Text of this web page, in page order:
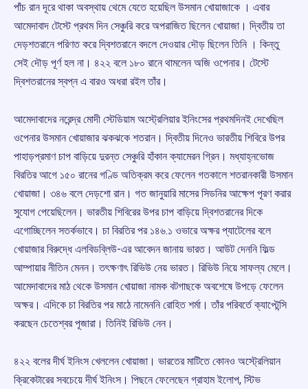
পাঁচ রান দূরে থাকা অবস্থায় থেমে যেতে হয়েছিল উসমান খোয়াজাকে । এবার
আমেদাবাদ টেস্টে প্রথম দিন সেঞ্চুরি করে অপরাজিত ছিলেন খোয়াজা। দ্বিতীয় তা
দেড়শতরানে পরিণত করে দ্বিশতরানে বদলে দেওয়ার দৌড় ছিলেন তিনি । কিন্তু
সেই দৌড় পূর্ণ হল না। ৪২২ বলে ১৮০ রানে থামলেন অজি ওপেনার। টেস্টে
দ্বিশতরানের স্বপ্ন এ বারও অধরা রইল তাঁর।
আমেদাবাদের নরেন্দ্র মোদী স্টেডিয়াম অস্ট্রেলিয়ার ইনিংসের প্রথমদিনই দেখেছিল
ওপেনার উসমান খোয়াজার ঝকঝকে শতরান। দ্বিতীয় দিনেও ভারতীয় শিবিরে উপর
পাহাড়প্রমাণ চাপ বাড়িয়ে দুরন্ত সেঞ্চুরি হাঁকান ক্যামেরন গ্রিন। মধ্যাহ্নভোজ
বিরতির আগে ১৫০ রানের গণ্ডি অতিক্রম করে ফেলেন গতকালে শতরানকারী উসমান
খোয়াজা। ৩৪৬ বলে দেড়শো রান। গত জানুয়ারি মাসের সিডনির আক্ষেপ পূরণ করার
সুযোগ পেয়েছিলেন। ভারতীয় শিবিরের উপর চাপ বাড়িয়ে দ্বিশতরানের দিকে
এগোচ্ছিলেন সতর্কভাবে। চা বিরতির পর ১৪৬.১ ওভারে অক্ষর প্যাটেলের বলে
খোয়াজার বিরুদ্ধে এলবিডব্লিউ-এর আবেদন জানায় ভারত। আউট দেননি ফিল্ড
আম্পায়ার নীতিন মেনন। তৎক্ষণাৎ রিভিউ নেয় ভারত। রিভিউ নিয়ে সাফল্য মেলে।
আমেদাবাদের মাঠ থেকে উসমান খোয়াজা নামক বটগাছকে অবশেষে উপড়ে ফেলেন
অক্ষর। এদিকে চা বিরতির পর মাঠে নামেননি রোহিত শর্মা। তাঁর পরিবর্তে ক্যাপ্টেন্সি
করছেন চেতেশ্বর পূজারা। তিনিই রিভিউ নেন।
৪২২ বলের দীর্ঘ ইনিংস খেললেন খোয়াজা। ভারতের মাটিতে কোনও অস্ট্রেলিয়ান
ক্রিকেটারের সবচেয়ে দীর্ঘ ইনিংস। পিছনে ফেলেছেন গ্রাহাম ইলোপ, স্টিভ